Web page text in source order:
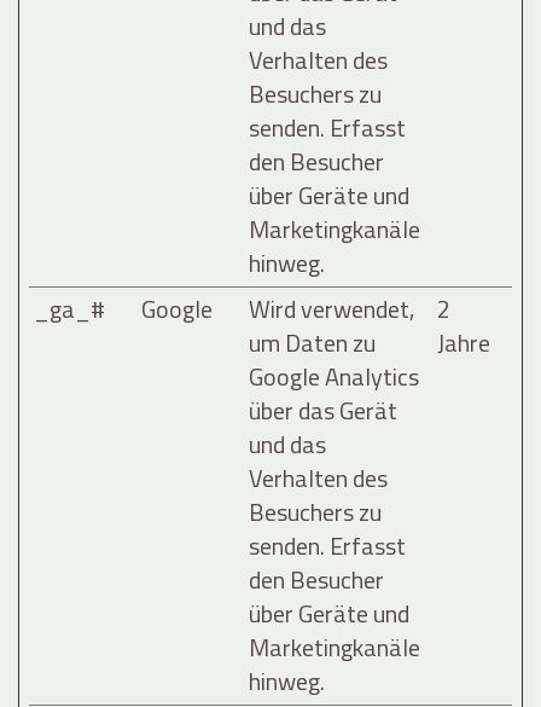
und das
Verhalten des
Besuchers zu
senden. Erfasst
den Besucher
über Geräte und
Marketingkanäle
hinweg.
_ga_#
Google
Wird verwendet,
um Daten zu
Google Analytics
über das Gerät
und das
Verhalten des
Besuchers zu
senden. Erfasst
den Besucher
über Geräte und
Marketingkanäle
hinweg.
2
Jahre